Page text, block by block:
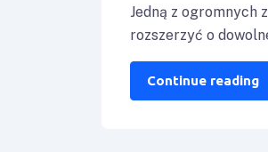
Jedną z ogromnych
rozszerzyć o
Continue reading